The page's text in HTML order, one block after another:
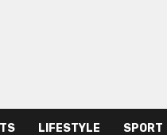
LIFESTYLE SPORT